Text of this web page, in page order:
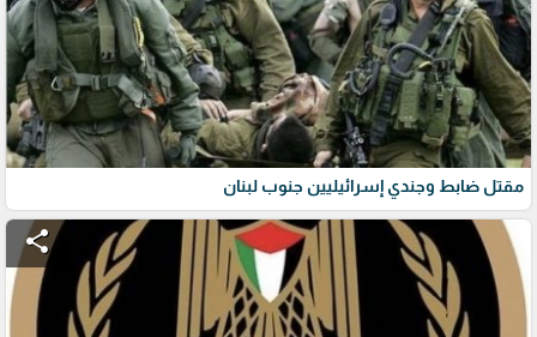
مقتل ضابط وجندي إسرائيليين جنوب لبنان
share